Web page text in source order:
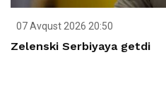
07 Avqust 2026 20:50
Zelenski Serbiyaya getdi